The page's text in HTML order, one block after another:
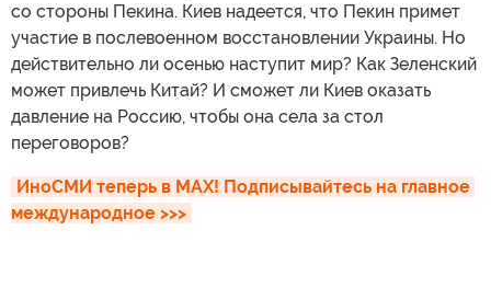
со стороны Пекина. Киев надеется, что Пекин примет
участие в послевоенном восстановлении Украины. Но
действительно ли осенью наступит мир? Как Зеленский
может привлечь Китай? И сможет ли Киев оказать
давление на Россию, чтобы она села за стол
переговоров?
ИноСМИ теперь в MAX! Подписывайтесь на главное
международное >>>